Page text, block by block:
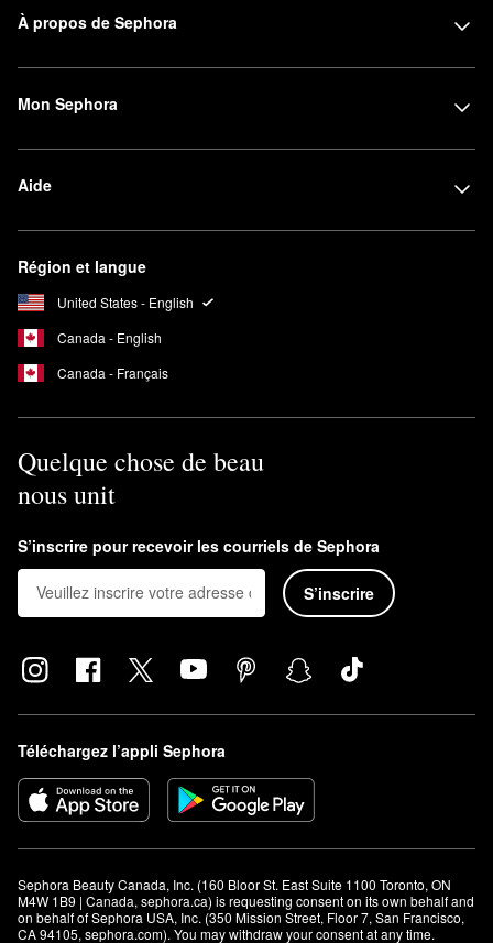
À propos de Sephora
Mon Sephora
Aide
Région et langue
United States - English
Canada - English
Canada - Français
Quelque chose de beau
nous unit
S’inscrire pour recevoir les courriels de Sephora
S’inscrire
Téléchargez l’appli Sephora
Sephora Beauty Canada, Inc. (160 Bloor St. East Suite 1100 Toronto, ON
M4W 1B9 | Canada, sephora.ca) is requesting consent on its own behalf and
on behalf of Sephora USA, Inc. (350 Mission Street, Floor 7, San Francisco,
CA 94105, sephora.com). You may withdraw your consent at any time.